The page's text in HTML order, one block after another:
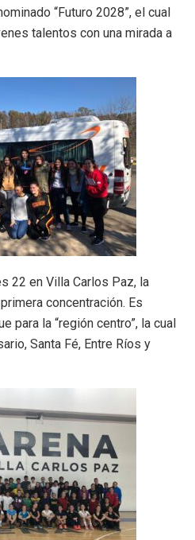
“Futuro 2028”, el cual
talentos con una mirada a
22 en Villa Carlos Paz, la
concentración. Es
para la “región centro”, la cual
Santa Fé, Entre Ríos y